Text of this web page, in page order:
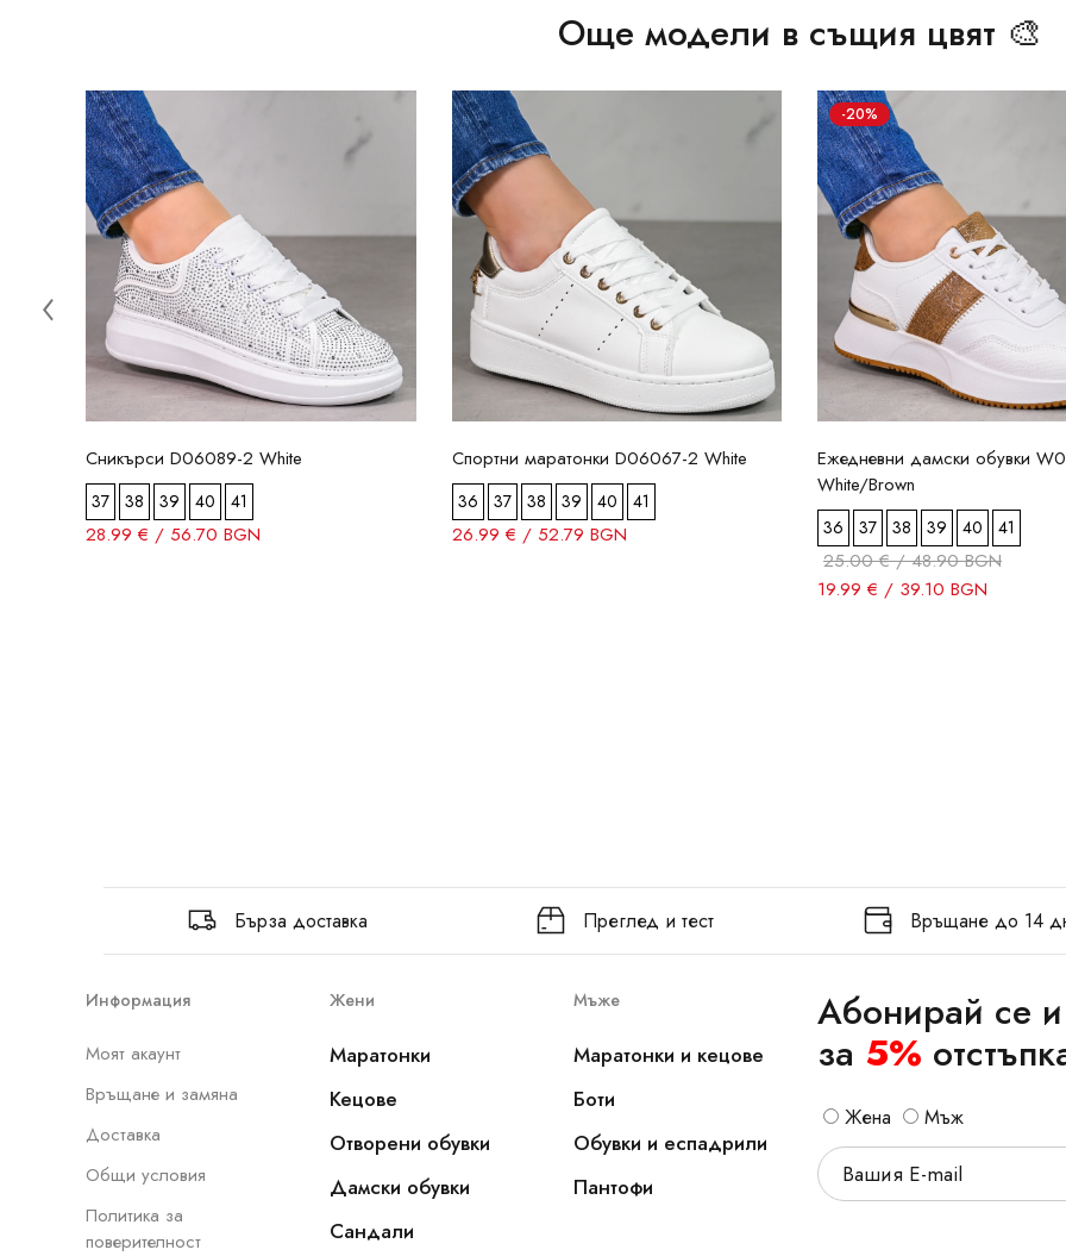
Още модели в същия цвят 🎨
Сникърси D06089-2 White
37 38 39 40 41
28.99 € / 56.70 BGN
Спортни маратонки D06067-2 White
36 37 38 39 40 41
26.99 € / 52.79 BGN
-20%
Ежедневни дамски обувки
White/Brown
36 37 38 39 40 41
25.00 € / 48.90 BGN
19.99 € / 39.10 BGN
Бърза доставка Преглед и тест Връщане до 14
Информация
Моят акаунт
Връщане и замяна
Доставка
Общи условия
Политика за
поверителност
Жени
Маратонки
Кецове
Отворени обувки
Дамски обувки
Сандали
Мъже
Маратонки и кецове
Боти
Обувки и еспадрили
Пантофи
Абонирай се
за 5%
Жена Мъж